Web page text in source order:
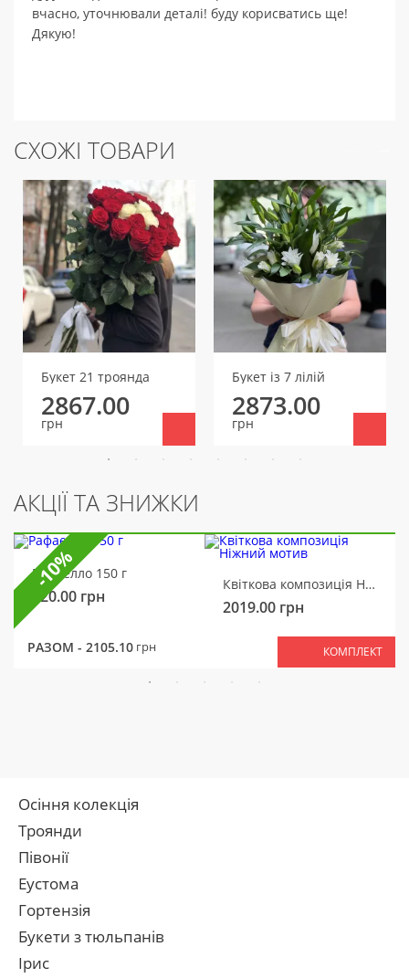
вчасно, уточнювали деталі! буду корисватись ще!
Дякую!
СХОЖІ ТОВАРИ
Букет 21 троянда
2867.00
грн
Букет із 7 лілій
2873.00
грн
АКЦІЇ ТА ЗНИЖКИ
Рафаелло 150 г
320.00 грн
Квіткова композиція Ніжний мотив
2019.00 грн
РАЗОМ - 2105.10 грн КОМПЛЕКТ
-10%
Осіння колекція
Троянди
Півонії
Еустома
Гортензія
Букети з тюльпанів
Ірис